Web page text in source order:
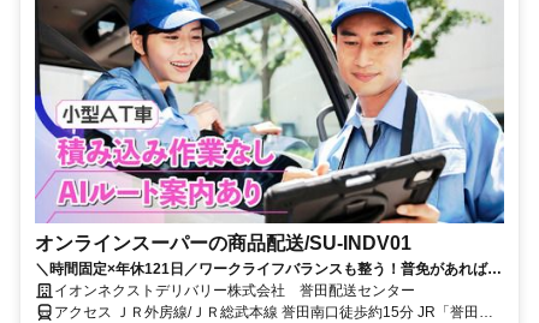
オンラインスーパーの商品配送/SU-INDV01
＼時間固定×年休121日／ワークライフバランスも整う！普免があれば未
経験OK♪賞与年2回＆昇給あり！
イオンネクストデリバリー株式会社 誉田配送センター
アクセス ＪＲ外房線/ＪＲ総武本線 誉田南口徒歩約15分 JR「誉田